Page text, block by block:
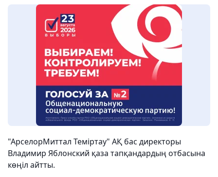
"АрселорМиттал Теміртау" АҚ бас директоры
Владимир Яблонский қаза тапқандардың отбасына
көңіл айтты.